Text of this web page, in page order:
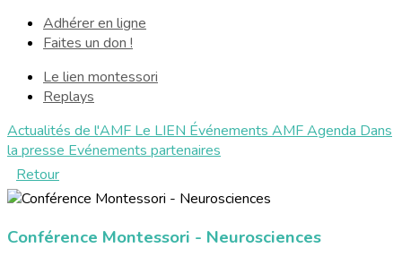
Adhérer en ligne
Faites un don !
Le lien montessori
Replays
Actualités de l'AMF Le LIEN Événements AMFAgenda Dans
la presse Evénements partenaires
Retour
Conférence Montessori - Neurosciences